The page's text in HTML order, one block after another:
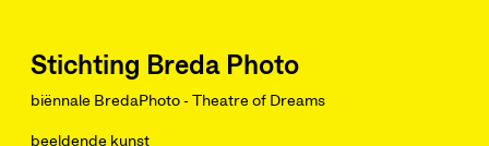
Stichting Breda Photo
biënnale BredaPhoto - Theatre of Dreams
beeldende kunst